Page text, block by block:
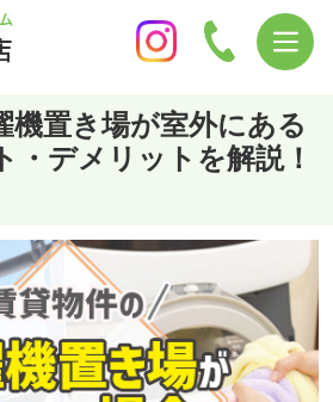
機置き場が室外にある
・デメリットを解説！